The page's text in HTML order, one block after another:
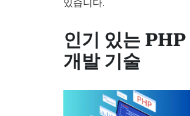
있습니다.
인기 있는 PHP
개발 기술